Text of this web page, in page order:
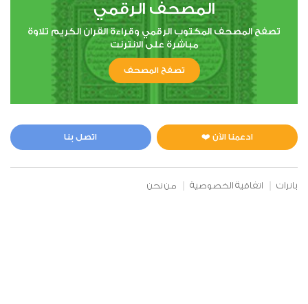
المصحف الرقمي
تصفح المصحف المكتوب الرقمي وقراءة القران الكريم تلاوة
مباشرة على الانترنت
تصفح المصحف
ادعمنا الآن ❤️ اتصل بنا
بانرات اتفاقية الخصوصية من نحن